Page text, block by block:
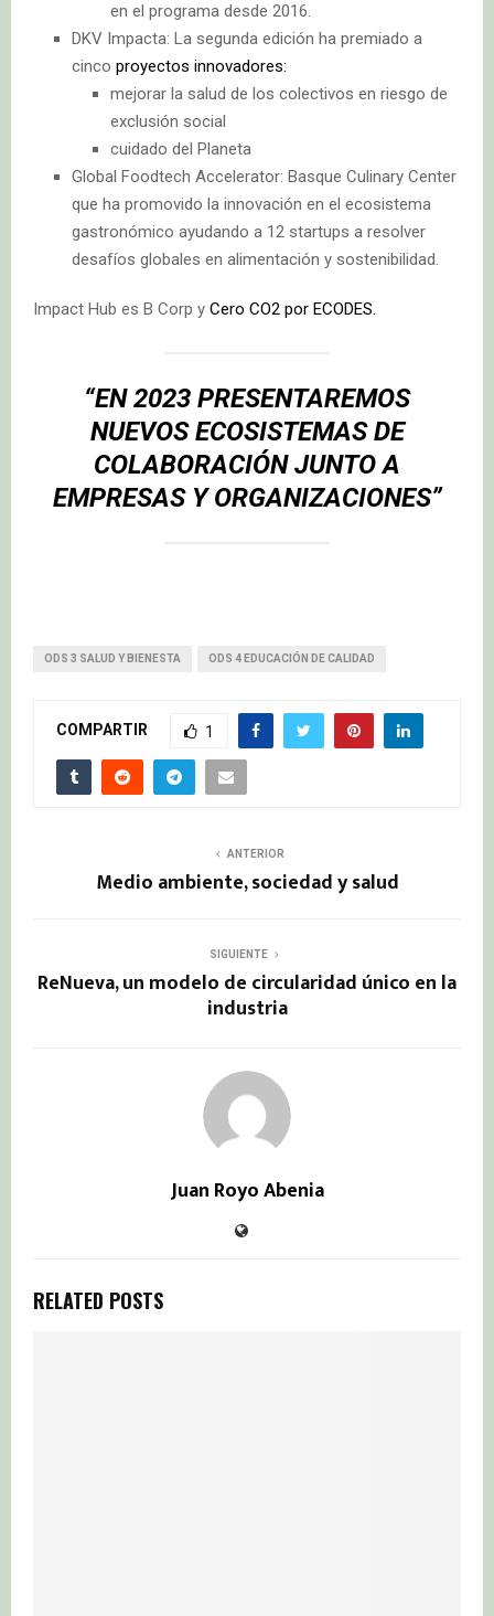
en el programa desde 2016.
DKV Impacta: La segunda edición ha premiado a
cinco proyectos innovadores:
mejorar la salud de los colectivos en riesgo de
exclusión social
cuidado del Planeta
Global Foodtech Accelerator: Basque Culinary Center
que ha promovido la innovación en el ecosistema
gastronómico ayudando a 12 startups a resolver
desafíos globales en alimentación y sostenibilidad.
Impact Hub es B Corp y Cero CO2 por ECODES.
“EN 2023 PRESENTAREMOS
NUEVOS ECOSISTEMAS DE
COLABORACIÓN JUNTO A
EMPRESAS Y ORGANIZACIONES”
ODS 3 SALUD Y BIENESTA ODS 4 EDUCACIÓN DE CALIDAD
COMPARTIR 1
ANTERIOR
Medio ambiente, sociedad y salud
SIGUIENTE
ReNueva, un modelo de circularidad único en la
industria
Juan Royo Abenia
RELATED POSTS